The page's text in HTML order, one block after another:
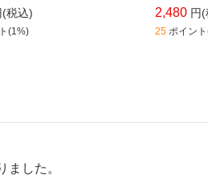
(税込)
(1%)
2,480 円(
25 ポイン
した。